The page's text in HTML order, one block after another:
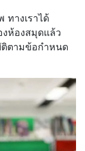
ทางเราได้
ห้องสมุดแล้ว
ติตามข้อกำหนด